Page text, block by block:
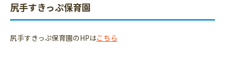
尻手すきっぷ保育園
尻手すきっぷ保育園のHPはこちら